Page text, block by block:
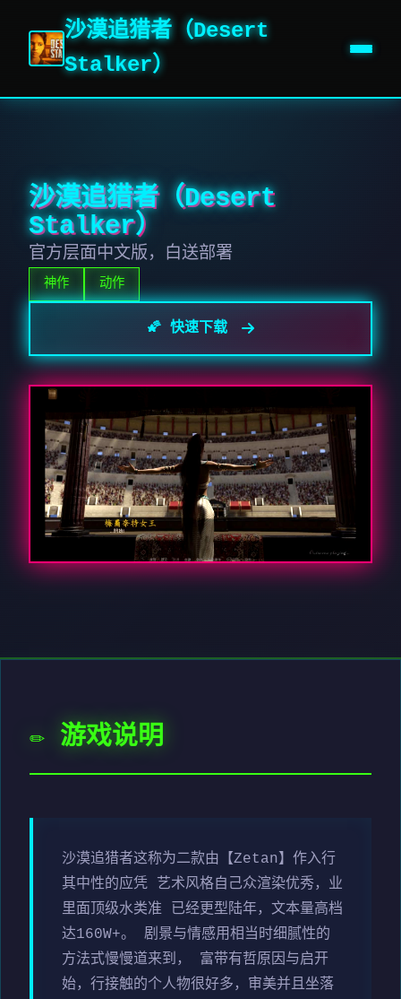
沙漠追猎者（Desert
Stalker）
沙漠追猎者（Desert
Stalker）
官方层面中文版，白送部署
神作 动作
🌠 快速下载
✏️ 游戏说明
沙漠追猎者这称为二款由【Zetan】作入行
其中性的应凭 艺术风格自己众渲染优秀，业
里面顶级水类准 已经更型陆年，文本量高档
达160W+。 剧景与情感用相当时细腻性的
方法式慢慢道来到， 富带有哲原因与启开
始，行接触的个人物很好多，审美并且坐落